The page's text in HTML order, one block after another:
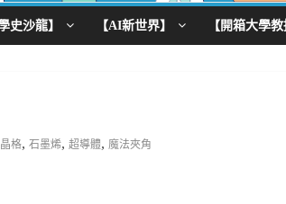
史沙龍】 【AI新世界】 【開箱大學教
格, 石墨烯, 超導體, 魔法夾角